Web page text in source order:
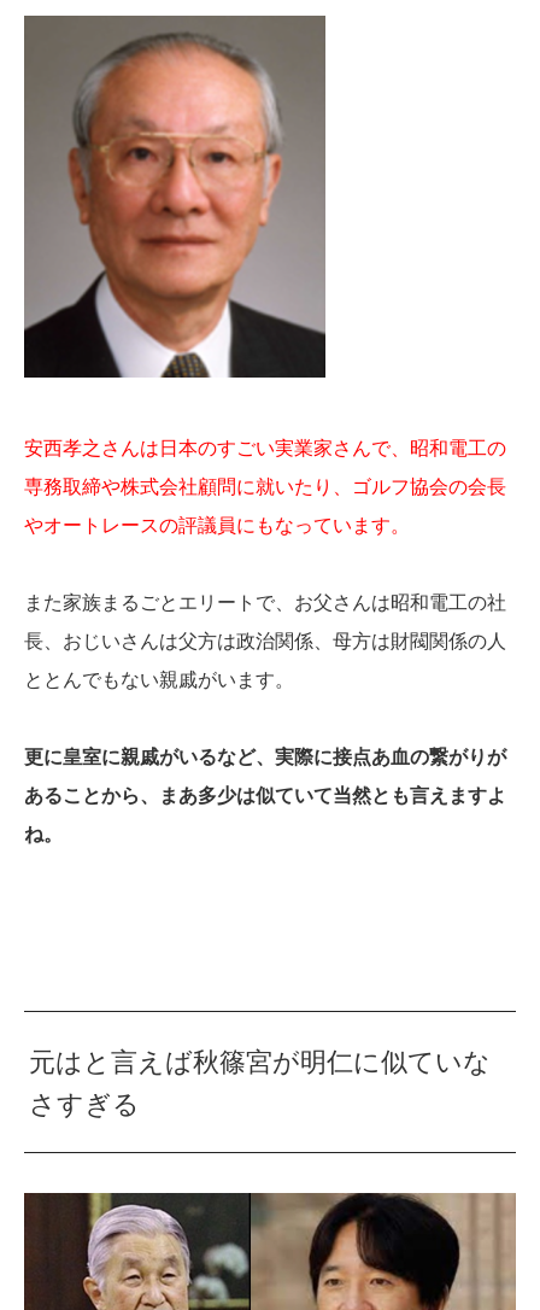
安西孝之さんは日本のすごい実業家さんで、昭和電工の
専務取締や株式会社顧問に就いたり、ゴルフ協会の会長
やオートレースの評議員にもなっています。
また家族まるごとエリートで、お父さんは昭和電工の社
長、おじいさんは父方は政治関係、母方は財閥関係の人
ととんでもない親戚がいます。
更に皇室に親戚がいるなど、実際に接点あ血の繋がりが
あることから、まあ多少は似ていて当然とも言えますよ
ね。
元はと言えば秋篠宮が明仁に似ていな
さすぎる